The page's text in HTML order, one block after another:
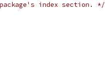
index section. */